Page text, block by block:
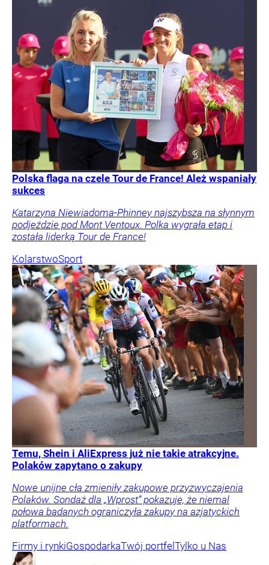
Polska flaga na czele Tour de France! Ależ wspaniały
sukces
Katarzyna Niewiadoma-Phinney najszybsza na słynnym
podjeździe pod Mont Ventoux. Polka wygrała etap i
została liderką Tour de France!
KolarstwoSport
Temu, Shein i AliExpress już nie takie atrakcyjne.
Polaków zapytano o zakupy
Nowe unijne cła zmieniły zakupowe przyzwyczajenia
Polaków. Sondaż dla „Wprost” pokazuje, że niemal
połowa badanych ograniczyła zakupy na azjatyckich
platformach.
Firmy i rynkiGospodarkaTwój portfelTylko u Nas